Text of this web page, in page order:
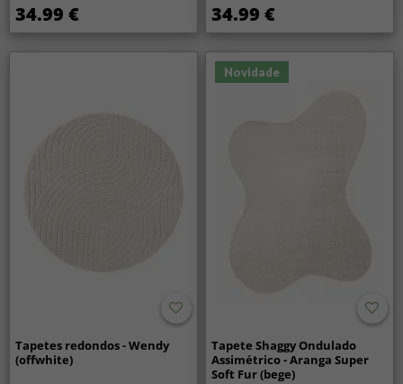
34.99 € 34.99 €
Tapetes redondos - Wendy
(offwhite)
Novidade
Tapete Shaggy Ondulado
Assimétrico - Aranga Super
Soft Fur (bege)